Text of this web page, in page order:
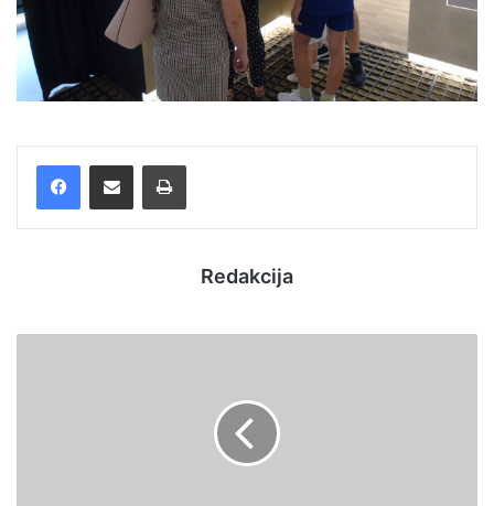
FacebookPodijelite putem e-pošte Ispis
Redakcija